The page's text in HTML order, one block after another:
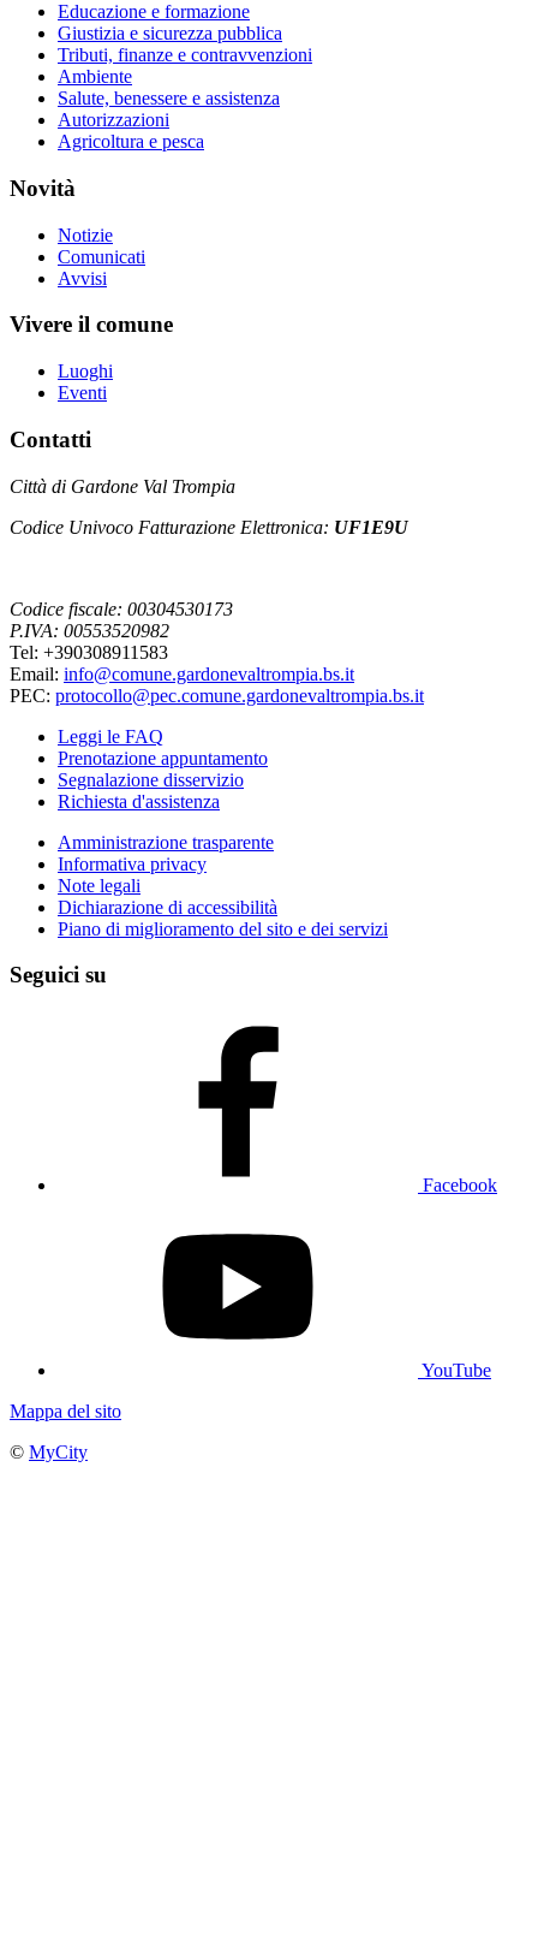
Educazione e formazione
Giustizia e sicurezza pubblica
Tributi, finanze e contravvenzioni
Ambiente
Salute, benessere e assistenza
Autorizzazioni
Agricoltura e pesca
Novità
Notizie
Comunicati
Avvisi
Vivere il comune
Luoghi
Eventi
Contatti
Città di Gardone Val Trompia
Codice Univoco Fatturazione Elettronica: UF1E9U
Codice fiscale: 00304530173
P.IVA: 00553520982
Tel: +390308911583
Email: info@comune.gardonevaltrompia.bs.it
PEC: protocollo@pec.comune.gardonevaltrompia.bs.it
Leggi le FAQ
Prenotazione appuntamento
Segnalazione disservizio
Richiesta d'assistenza
Amministrazione trasparente
Informativa privacy
Note legali
Dichiarazione di accessibilità
Piano di miglioramento del sito e dei servizi
Seguici su
Facebook
YouTube
Mappa del sito
© MyCity